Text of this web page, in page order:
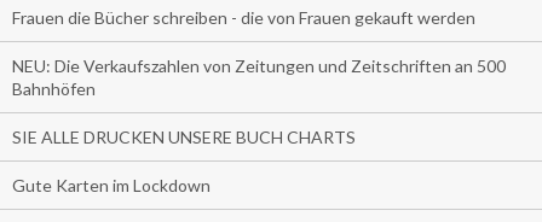
Frauen die Bücher schreiben - die von Frauen gekauft werden
NEU: Die Verkaufszahlen von Zeitungen und Zeitschriften an 500
Bahnhöfen
SIE ALLE DRUCKEN UNSERE BUCH CHARTS
Gute Karten im Lockdown